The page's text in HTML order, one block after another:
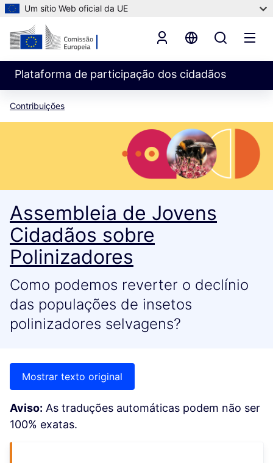
Um sítio Web oficial da UE
Plataforma de participação dos cidadãos
Contribuições
Assembleia de Jovens
Cidadãos sobre
Polinizadores
Como podemos reverter o declínio
das populações de insetos
polinizadores selvagens?
Mostrar texto original
Aviso: As traduções automáticas podem não ser
100% exatas.